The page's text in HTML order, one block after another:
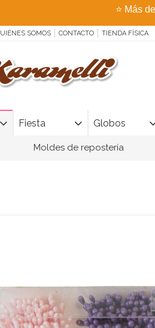
⭐ Más
SOMOS CONTACTO TIENDA FÍSICA
Fiesta Globos
Moldes de repostería